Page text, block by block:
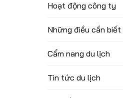
Hoạt động công ty
Những điều cần biết
Cẩm nang du lịch
Tin tức du lịch